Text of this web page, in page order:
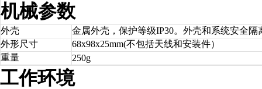
机械参数
外壳
金属外壳，保护等级IP30。外壳和系统安全
外形尺寸
68x98x25mm(不包括天线和安装件）
重量
250g
工作环境